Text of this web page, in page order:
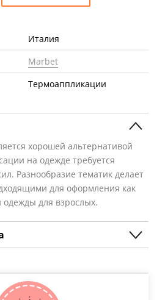
Италия
Marbet
Термоаппликации
хорошей альтернативой
на одежде требуется
Разнообразие тематик делает
для оформления как
одежды для взрослых.